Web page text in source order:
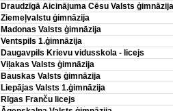
Draudzīgā Aicinājuma Cēsu Valsts ģimnāzija
Ziemeļvalstu ģimnāzija
Madonas Valsts ģimnāzija
Ventspils 1.ģimnāzija
Daugavpils Krievu vidusskola - licejs
Viļakas Valsts ģimnāzija
Bauskas Valsts ģimnāzija
Liepājas Valsts 1.ģimnāzija
Rīgas Franču licejs